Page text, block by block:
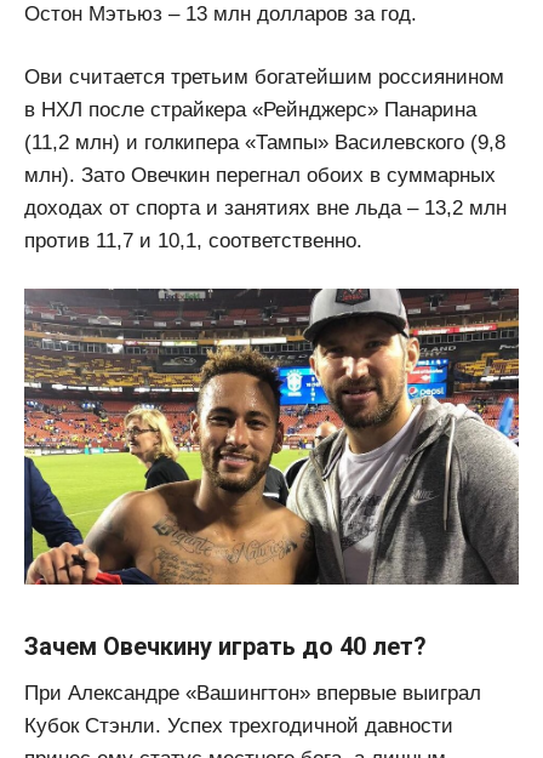
Остон Мэтьюз – 13 млн долларов за год.
Ови считается третьим богатейшим россиянином
в НХЛ после страйкера «Рейнджерс» Панарина
(11,2 млн) и голкипера «Тампы» Василевского (9,8
млн). Зато Овечкин перегнал обоих в суммарных
доходах от спорта и занятиях вне льда – 13,2 млн
против 11,7 и 10,1, соответственно.
Зачем Овечкину играть до 40 лет?
При Александре «Вашингтон» впервые выиграл
Кубок Стэнли. Успех трехгодичной давности